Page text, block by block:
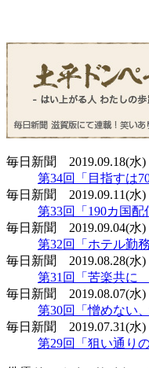
毎日新聞 2019.09.18(水)
第34回「目指すは
毎日新聞 2019.09.11(水)
第33回「190カ国配
毎日新聞 2019.09.04(水)
第32回「ホテル勤
毎日新聞 2019.08.28(水)
第31回「苦楽共に
毎日新聞 2019.08.07(水)
第30回「憎めない
毎日新聞 2019.07.31(水)
第29回「狙い通り